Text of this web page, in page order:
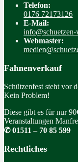
Telefon:
0176 72173126
E-Mail:
info@schuetzen-
Webmaster:
Fahnenverkauf
Schützenfest steht vor
Kein Problem!
Diese gibt es für nur
Veranstaltungen
✆ 01511 – 70 85 599
Rechtliches